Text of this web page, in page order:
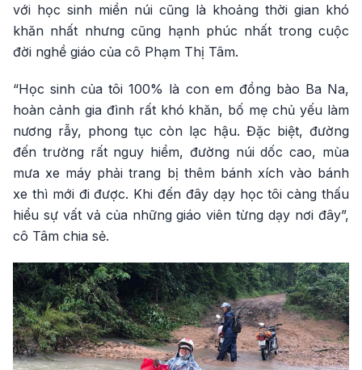
với học sinh miền núi cũng là khoảng thời gian khó
khăn nhất nhưng cũng hạnh phúc nhất trong cuộc
đời nghề giáo của cô Phạm Thị Tâm.
“Học sinh của tôi 100% là con em đồng bào Ba Na,
hoàn cảnh gia đình rất khó khăn, bố mẹ chủ yếu làm
nương rẫy, phong tục còn lạc hậu. Đặc biệt, đường
đến trường rất nguy hiểm, đường núi dốc cao, mùa
mưa xe máy phải trang bị thêm bánh xích vào bánh
xe thì mới đi được. Khi đến đây dạy học tôi càng thấu
hiểu sự vất vả của những giáo viên từng dạy nơi đây”,
cô Tâm chia sẻ.